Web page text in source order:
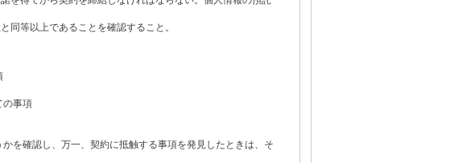
同等以上であることを確認すること。
の事項
を確認し、万一、契約に抵触する事項を発見したときは、そ